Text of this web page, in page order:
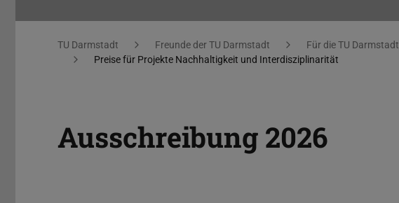
Sie befinden sich hier:
TU Darmstadt Freunde der TU Darmstadt Für die TU Darmstadt
Preise für Projekte Nachhaltigkeit und Interdisziplinarität
Ausschreibung 2026